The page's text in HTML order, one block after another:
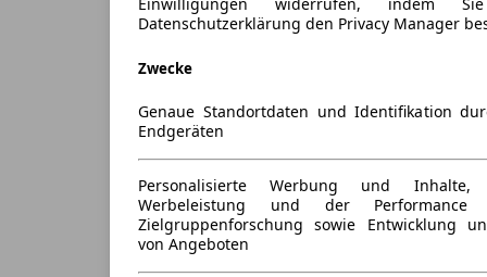
Einwilligungen widerrufen, indem
Datenschutzerklärung den Privacy Manager
Zwecke
Genaue Standortdaten und Identifikation
Endgeräten
Personalisierte Werbung und Inhalte,
Werbeleistung und der
Zielgruppenforschung sowie Entwicklung
von Angeboten